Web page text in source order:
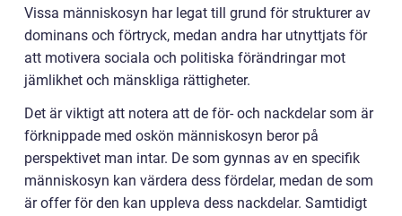
Vissa människosyn har legat till grund för strukturer av
dominans och förtryck, medan andra har utnyttjats för
att motivera sociala och politiska förändringar mot
jämlikhet och mänskliga rättigheter.
Det är viktigt att notera att de för- och nackdelar som är
förknippade med oskön människosyn beror på
perspektivet man intar. De som gynnas av en specifik
människosyn kan värdera dess fördelar, medan de som
är offer för den kan uppleva dess nackdelar. Samtidigt